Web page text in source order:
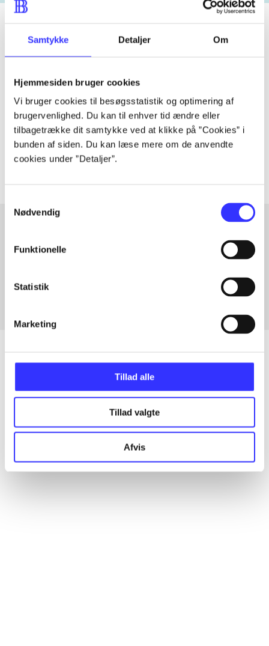
Samtykke Detaljer Om
Hjemmesiden bruger cookies
Vi bruger cookies til besøgsstatistik og optimering af
brugervenlighed. Du kan til enhver tid ændre eller
tilbagetrække dit samtykke ved at klikke på ”Cookies” i
bunden af siden. Du kan læse mere om de anvendte
cookies under ”Detaljer”.
Nødvendig
Funktionelle
Statistik
Marketing
Tillad alle
Tillad valgte
Afvis
Tidsskrift
Artiklen er en del af
lorem ipsum dolor sit amet ...
Tidsskrift
Artiklerne i handler ofte om
Artikler med samme emner
Artikler